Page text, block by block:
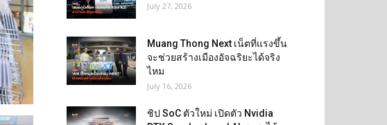
July 27, 2026
Muang Thong Next เน็ตที่แรงขึ้น
จะช่วยสร้างเมืองอัจฉริยะได้จริง
ไหม
July 16, 2026
ชิป SoC ตัวใหม่ เปิดตัว Nvidia